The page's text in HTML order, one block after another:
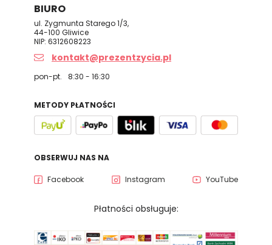
BIURO
ul. Zygmunta Starego 1/3,
44-100 Gliwice
NIP: 6312608223
kontakt@prezentzycia.pl
pon-pt. 8:30 - 16:30
METODY PŁATNOŚCI
OBSERWUJ NAS NA
Facebook Instagram YouTube
Płatności obsługuje: